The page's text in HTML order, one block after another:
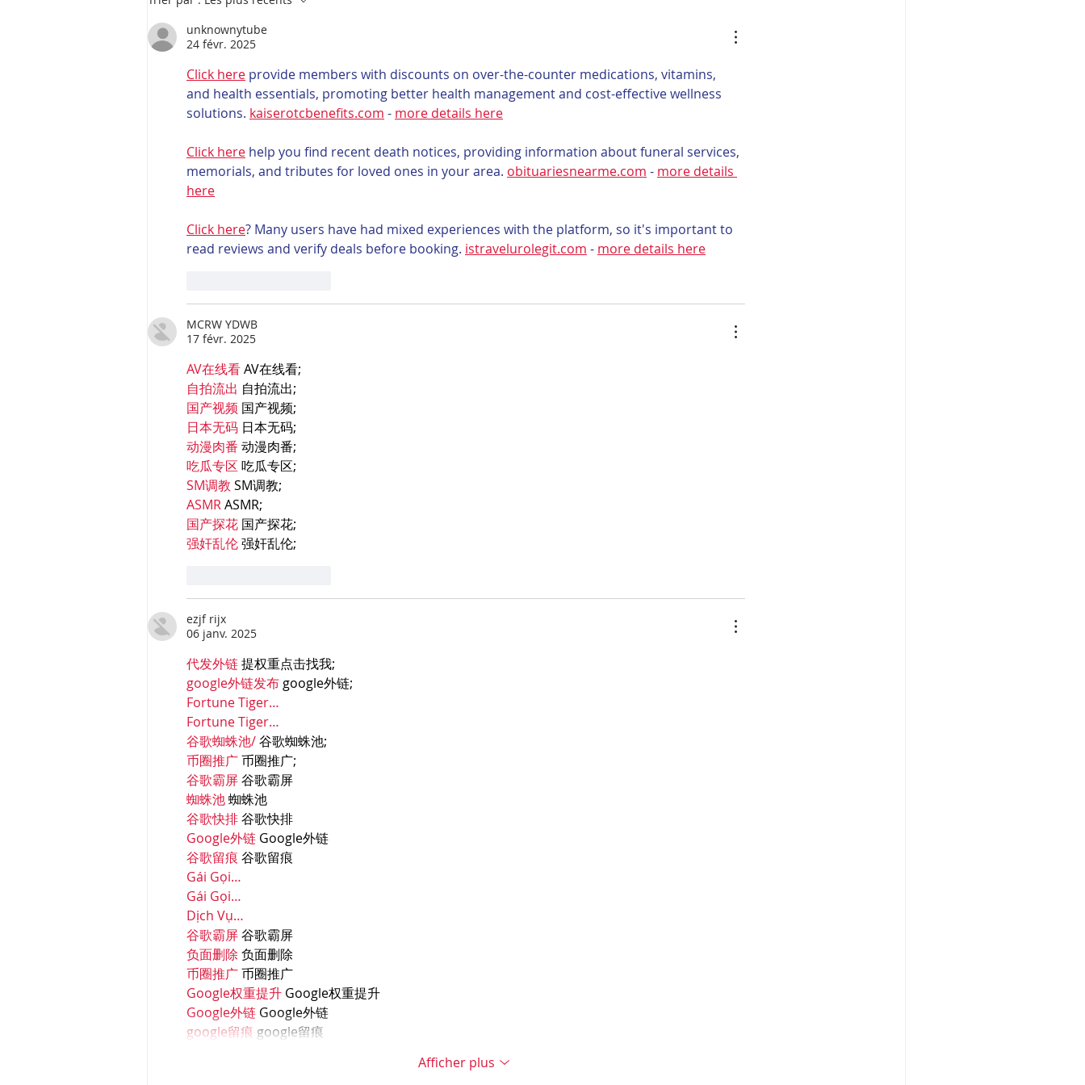
unknownytube
24 févr. 2025
Click here provide members with discounts on over-the-counter medications, vitamins,
and health essentials, promoting better health management and cost-effective wellness
solutions. kaiserotcbenefits.com - more details here
Click here help you find recent death notices, providing information about funeral services,
memorials, and tributes for loved ones in your area. obituariesnearme.com - more details
here
Click here? Many users have had mixed experiences with the platform, so it's important to
read reviews and verify deals before booking. istravelurolegit.com - more details here
MCRW YDWB
17 févr. 2025
AV在线看 AV在线看;
自拍流出 自拍流出;
国产视频 国产视频;
日本无码 日本无码;
动漫肉番 动漫肉番;
吃瓜专区 吃瓜专区;
SM调教 SM调教;
ASMR ASMR;
国产探花 国产探花;
强奸乱伦 强奸乱伦;
ezjf rijx
06 janv. 2025
代发外链 提权重点击找我;
google外链发布 google外链;
Fortune Tiger…
Fortune Tiger…
谷歌蜘蛛池/ 谷歌蜘蛛池;
币圈推广 币圈推广;
谷歌霸屏 谷歌霸屏
蜘蛛池 蜘蛛池
谷歌快排 谷歌快排
Google外链 Google外链
谷歌留痕 谷歌留痕
Gái Gọi…
Gái Gọi…
Dịch Vụ…
谷歌霸屏 谷歌霸屏
负面删除 负面删除
币圈推广 币圈推广
Google权重提升 Google权重提升
Google外链 Google外链
google留痕 google留痕
Afficher plus